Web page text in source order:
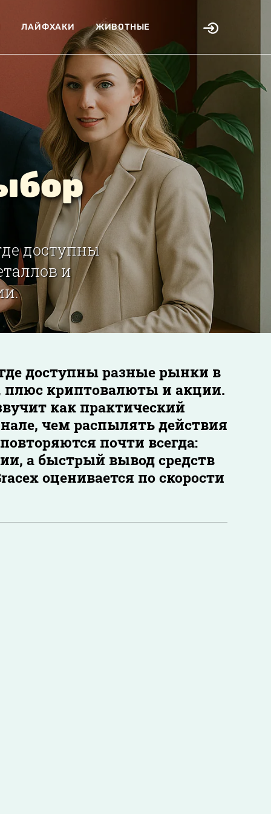
ЛАЙФХАКИ ЖИВОТНЫЕ
доступны
и
где доступны разные рынки в
плюс криптовалюты и акции.
как практический
чем распылять действия
почти всегда:
а быстрый вывод средств
оценивается по скорости